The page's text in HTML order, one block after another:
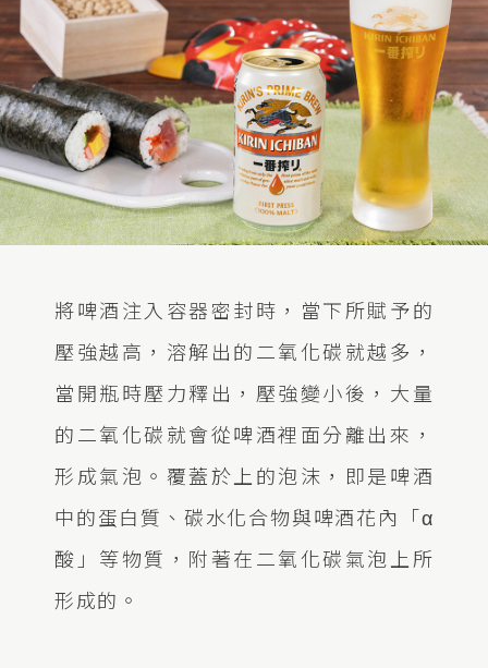
將啤酒注入容器密封時，當下所賦予的
壓強越高，溶解出的二氧化碳就越多，
當開瓶時壓力釋出，壓強變小後，大量
的二氧化碳就會從啤酒裡面分離出來，
形成氣泡。覆蓋於上的泡沫，即是啤酒
中的蛋白質、碳水化合物與啤酒花內「α
酸」等物質，附著在二氧化碳氣泡上所
形成的。